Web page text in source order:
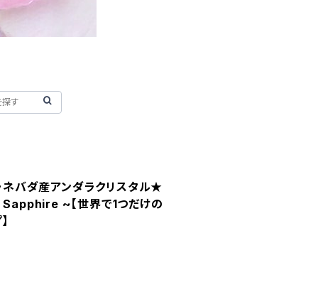
バダ産アンダラクリスタル★
~【世界で1つだけの